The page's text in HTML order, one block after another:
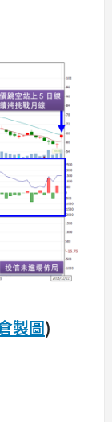
製圖)